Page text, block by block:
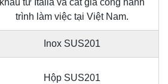
khẩu từ Italia và cắt gia công hành
trình làm việc tại Việt Nam.
Inox SUS201
Hộp SUS201